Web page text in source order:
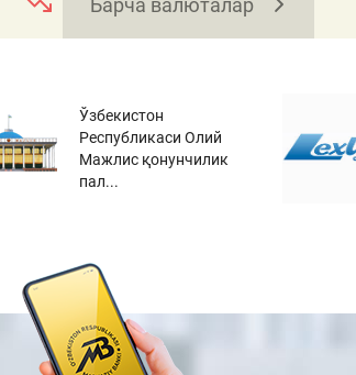
Барча валюталар
Ўзбекистон
Республикаси Олий
Мажлис қонунчилик
пал...